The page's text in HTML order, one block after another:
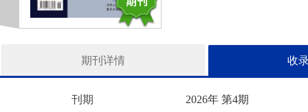
期刊详情 收
刊期 2026年 第4期